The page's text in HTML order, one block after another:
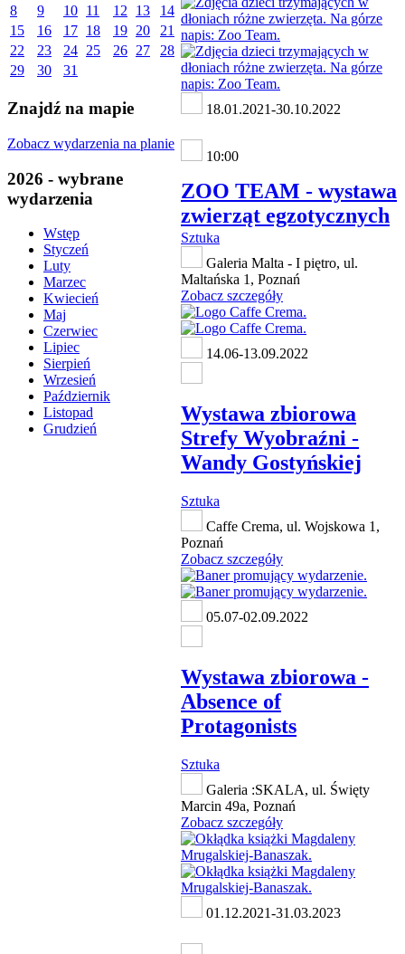
8
9 10 11 12 13
14
15
16 17 18 19 20
21
22
23 24 25 26 27
28
29
30 31
Znajdź na mapie
Zobacz wydarzenia na planie
2026 - wybrane
wydarzenia
Wstęp
Styczeń
Luty
Marzec
Kwiecień
Maj
Czerwiec
Lipiec
Sierpień
Wrzesień
Październik
Listopad
Grudzień
18.01.2021-30.10.2022
10:00
ZOO TEAM - wystawa
zwierząt egzotycznych
Sztuka
Galeria Malta - I piętro, ul.
Maltańska 1, Poznań
Zobacz szczegóły
14.06-13.09.2022
Wystawa zbiorowa
Strefy Wyobraźni -
Wandy Gostyńskiej
Sztuka
Caffe Crema, ul. Wojskowa 1,
Poznań
Zobacz szczegóły
05.07-02.09.2022
Wystawa zbiorowa -
Absence of
Protagonists
Sztuka
Galeria :SKALA, ul. Święty
Marcin 49a, Poznań
Zobacz szczegóły
01.12.2021-31.03.2023